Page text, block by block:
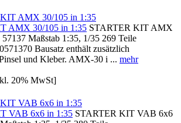
AMX 30/105 in 1:35 STARTER KIT AMX
Maßstab 1:35, 1/35 269 Teile
Bausatz enthält zusätzlich
und Kleber. AMX-30 i ... mehr
20% MwSt]
VAB 6x6 in 1:35 STARTER KIT VAB 6x6